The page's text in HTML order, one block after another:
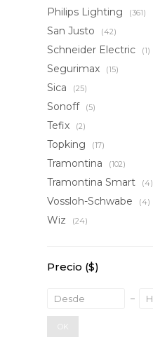
Philips Lighting (361)
San Justo (42)
Schneider Electric (1)
Segurimax (15)
Sica (25)
Sonoff (5)
Tefix (2)
Topking (17)
Tramontina (102)
Tramontina Smart (4)
Vossloh-Schwabe (4)
Wiz (24)
Precio ($)
OK